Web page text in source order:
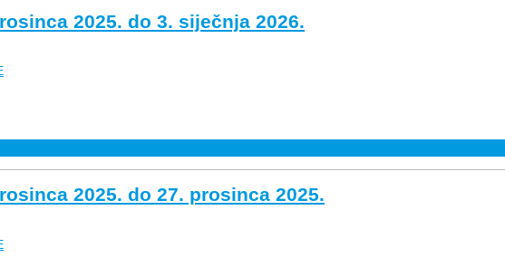
2025. do 3. siječnja 2026.
2025. do 27. prosinca 2025.